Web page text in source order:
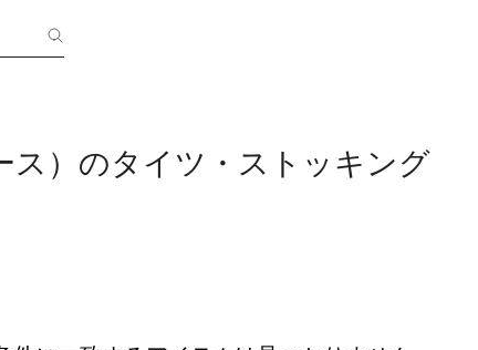
ス）のタイツ・ストッキング